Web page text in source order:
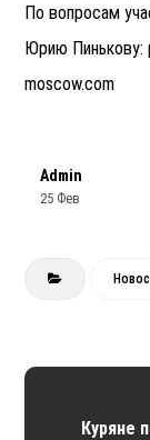
По вопросам
Юрию Пинькову:
moscow.com
Admin
25 Фев
Куряне